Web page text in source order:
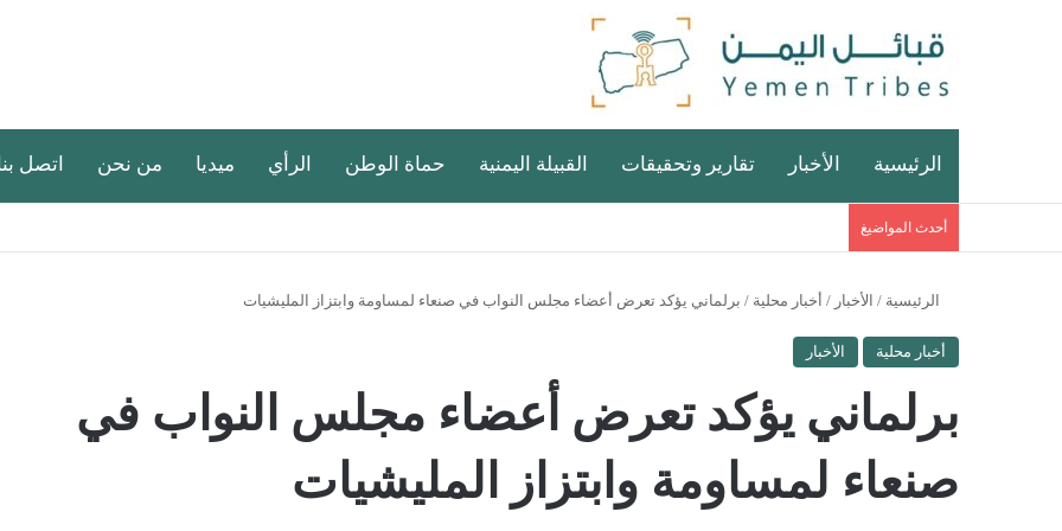
الرئيسية الأخبار تقارير وتحقيقات القبيلة اليمنية حماة الوطن الرأي ميديا من نحن اتصل
أحدث المواضيغ
الرئيسية / الأخبار / أخبار محلية / برلماني يؤكد تعرض أعضاء مجلس النواب في صنعاء لمساومة وابتزاز المليشيات
أخبار محلية الأخبار
برلماني يؤكد تعرض أعضاء مجلس النواب في
صنعاء لمساومة وابتزاز المليشيات